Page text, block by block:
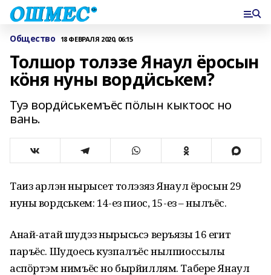
Общество 18 ФЕВРАЛЯ 2020, 06:15
Толшор толэзе Янаул ёросын
кӧня нуны вордӥськем?
Туэ вордӥськемъёс пӧлын кыктоос но
вань.
Таиз арлэн нырысетӥ толэзяз Янаул ёросын 29
нуны вордӥськем: 14-ез пиос, 15-ез – нылъёс.
Анай-атай шудэз нырысьсэ веръязы 16 егит
паръёс. Шудоесь кузпалъёс нылпиоссылы
аспӧртэм нимъёс но бырйиллям. Табере Янаул